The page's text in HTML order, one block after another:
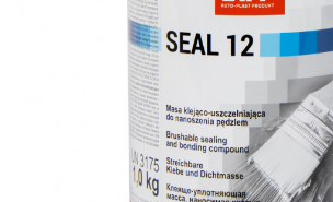
Protectie vizuala
Sisteme si pahare PPS
Pahare de amestec